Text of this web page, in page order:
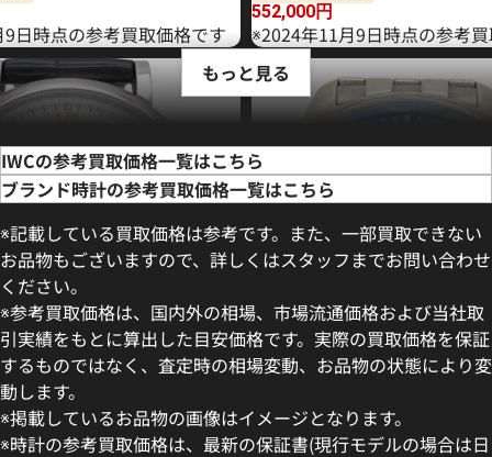
日時点の参考買取価格です
552,000円
※2024年11月9日時点の参考
ィノ IW391031
格
参考買取価格
もっと見る
IWCの参考買取価格一覧はこちら
ブランド時計の参考買取価格一覧はこちら
※記載している買取価格は参考です。また、一部買取できない
お品物もございますので、詳しくはスタッフまでお問い合わせ
ください。
※参考買取価格は、国内外の相場、市場流通価格および当社取
引実績をもとに算出した目安価格です。実際の買取価格を保証
するものではなく、査定時の相場変動、お品物の状態により変
動します。
※掲載しているお品物の画像はイメージとなります。
※時計の参考買取価格は、最新の保証書(現行モデルの場合は日